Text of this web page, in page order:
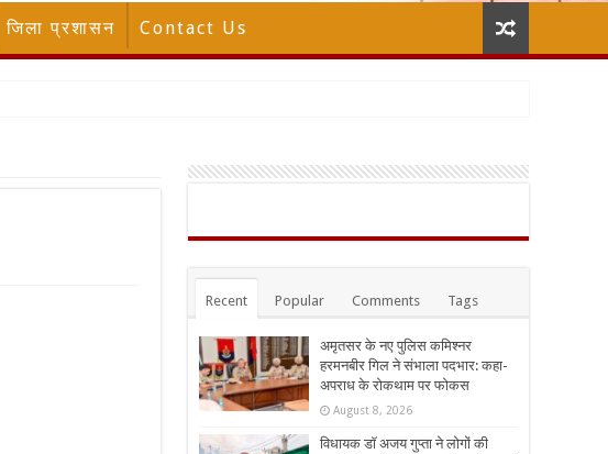
जिला प्रशासन Contact Us
Recent Popular Comments Tags
अमृतसर के नए पुलिस कमिश्नर
हरमनबीर गिल ने संभाला पदभार: कहा-
अपराध के रोकथाम पर फोकस
August 8, 2026
विधायक डॉ अजय गुप्ता ने लोगों की